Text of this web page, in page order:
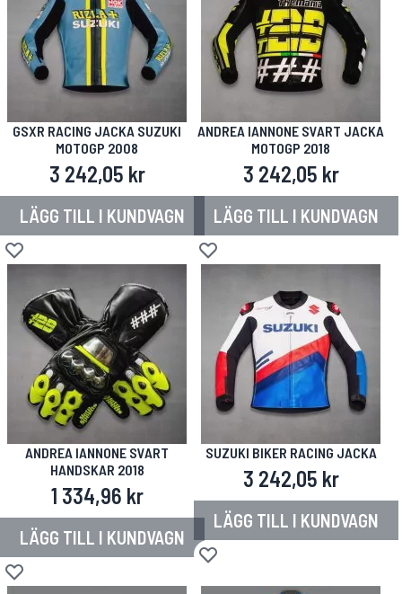
GSXR RACING JACKA SUZUKI
MOTOGP 2008
3 242,05 kr
LÄGG TILL I KUNDVAGN
Lägg till i önskelista
ANDREA IANNONE SVART JACKA
MOTOGP 2018
3 242,05 kr
LÄGG TILL I KUNDVAGN
Lägg till i önskelista
ANDREA IANNONE SVART
HANDSKAR 2018
1 334,96 kr
LÄGG TILL I KUNDVAGN
Lägg till i önskelista
SUZUKI BIKER RACING JACKA
3 242,05 kr
LÄGG TILL I KUNDVAGN
Lägg till i önskelista